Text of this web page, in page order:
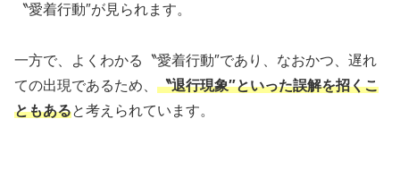
〝愛着行動″が見られます。
一方で、よくわかる〝愛着行動″であり、なおかつ、遅れ
ての出現であるため、 〝退行現象″といった誤解を招くこ
ともあると考えられています。